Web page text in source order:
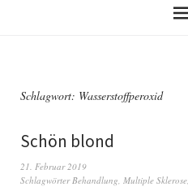
Schlagwort: Wasserstoffperoxid
Schön blond
21. Februar 2019
Schlagwörter Behandlung Multiple Sklerose